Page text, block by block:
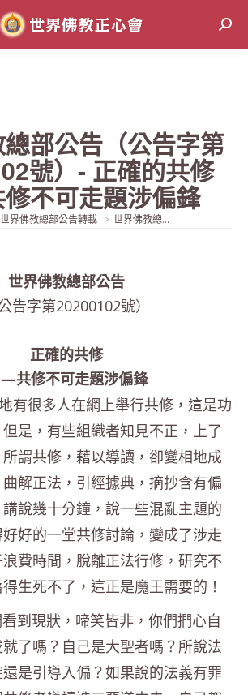
部公告（公告字第
號）- 正確的共修
不可走題涉偏鋒
:
世界佛教總部公告轉載 世界佛教總...
世界佛教總部公告
公告字第20200102號）
正確的共修
共修不可走題涉偏鋒
很多人在網上舉行共修，這是功
但是，有些組織者知見不正，上了
謂共修， 藉以導讀，卻變相地成
解正法，引經據典， 摘抄含有偏
說幾十分鐘， 說一些混亂主題的
好的一堂共修討論， 變成了涉走
費時間，脫離正法行修， 研究不
生死不了，這正是魔王需要的！
現狀，啼笑皆非，你們捫心自
了嗎？自己是大聖者嗎？所說法
是引導入偏？如果說的法義有罪